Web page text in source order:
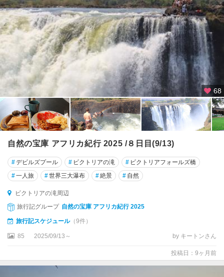
68
自然の宝庫 アフリカ紀行 2025 /８日目(9/13)
#デビルズプール # ビクトリアの滝 # ビクトリアフォールズ橋
#一人旅 #世界三大瀑布 #絶景 # 自然
ビクトリアの滝周辺
旅行記グループ 自然の宝庫 アフリカ紀行 2025
旅行記スケジュール（9件）
85 2025/09/13～ by キートンさん
投稿日：9ヶ月前